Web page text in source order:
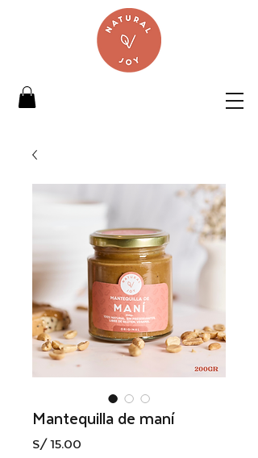
Mantequilla de maní
S/ 15.00